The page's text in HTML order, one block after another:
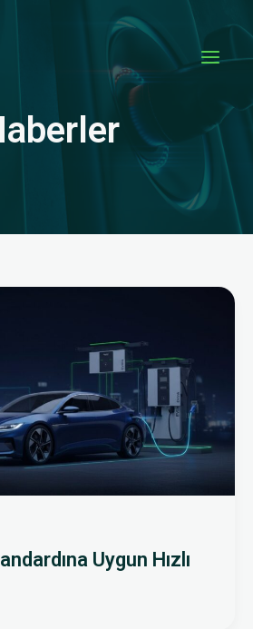
Uygun Hızlı